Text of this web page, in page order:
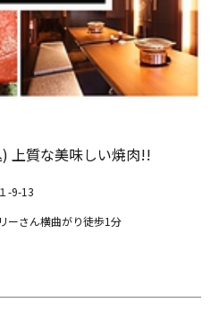
上質な美味しい焼肉!!
-9-13
ーさん横曲がり徒歩1分